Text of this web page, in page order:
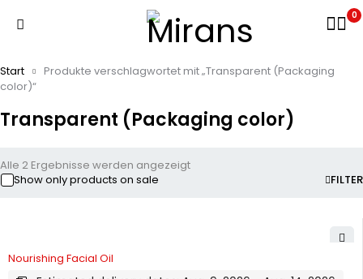
0
Transparent (Packaging color)
Start
Produkte verschlagwortet mit „Transparent (Packaging
color)“
FILTER
Alle 2 Ergebnisse werden angezeigt
Show only products on sale
Nourishing Facial Oil